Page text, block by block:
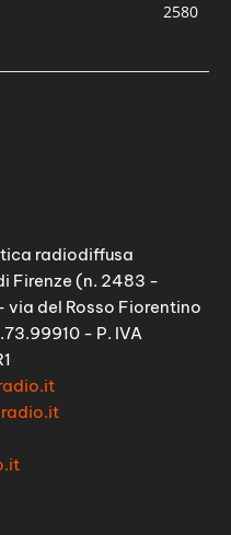
2580
radiodiffusa
Firenze (n. 2483 -
del Rosso Fiorentino
- P. IVA